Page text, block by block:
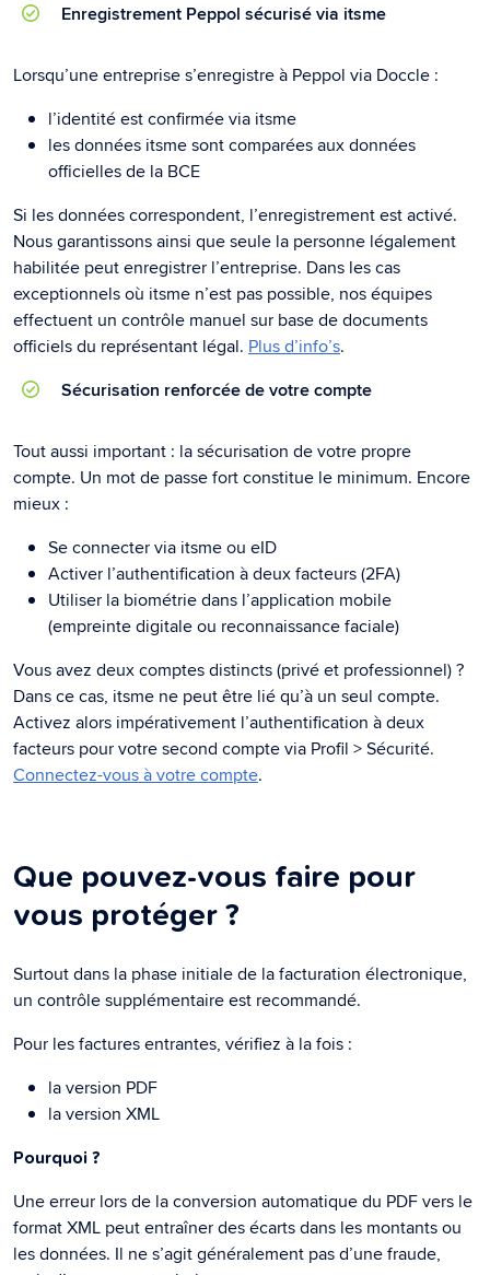
Enregistrement Peppol sécurisé via itsme
Lorsqu’une entreprise s’enregistre à Peppol via Doccle :
l’identité est confirmée via itsme
les données itsme sont comparées aux données
officielles de la BCE
Si les données correspondent, l’enregistrement est activé.
Nous garantissons ainsi que seule la personne légalement
habilitée peut enregistrer l’entreprise. Dans les cas
exceptionnels où itsme n’est pas possible, nos équipes
effectuent un contrôle manuel sur base de documents
officiels du représentant légal. Plus d’info’s.
Sécurisation renforcée de votre compte
Tout aussi important : la sécurisation de votre propre
compte. Un mot de passe fort constitue le minimum. Encore
mieux :
Se connecter via itsme ou eID
Activer l’authentification à deux facteurs (2FA)
Utiliser la biométrie dans l’application mobile
(empreinte digitale ou reconnaissance faciale)
Vous avez deux comptes distincts (privé et professionnel) ?
Dans ce cas, itsme ne peut être lié qu’à un seul compte.
Activez alors impérativement l’authentification à deux
facteurs pour votre second compte via Profil > Sécurité.
Connectez-vous à votre compte.
Que pouvez-vous faire pour
vous protéger ?
Surtout dans la phase initiale de la facturation électronique,
un contrôle supplémentaire est recommandé.
Pour les factures entrantes, vérifiez à la fois :
la version PDF
la version XML
Pourquoi ?
Une erreur lors de la conversion automatique du PDF vers le
format XML peut entraîner des écarts dans les montants ou
les données. Il ne s’agit généralement pas d’une fraude,